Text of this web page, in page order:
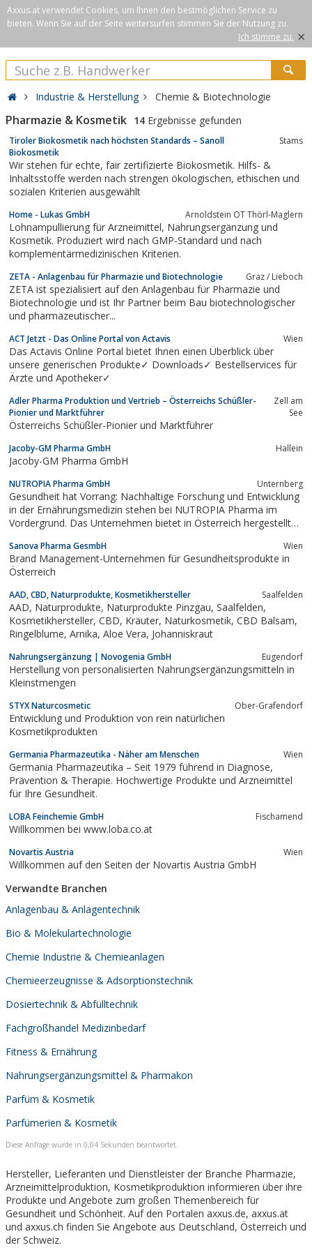
Axxus.at verwendet Cookies, um Ihnen den bestmöglichen Service zu
bieten. Wenn Sie auf der Seite weitersurfen stimmen Sie der Nutzung zu.
Ich stimme zu. ×
Industrie & Herstellung Chemie & Biotechnologie
Pharmazie & Kosmetik 14 Ergebnisse gefunden
Tiroler Biokosmetik nach höchsten Standards – Sanoll
Biokosmetik
Stams
Wir stehen für echte, fair zertifizierte Biokosmetik. Hilfs- &
Inhaltsstoffe werden nach strengen ökologischen, ethischen und
sozialen Kriterien ausgewählt
Home - Lukas GmbH Arnoldstein OT Thörl-Maglern
Lohnampullierung für Arzneimittel, Nahrungsergänzung und
Kosmetik. Produziert wird nach GMP-Standard und nach
komplementärmedizinischen Kriterien.
ZETA - Anlagenbau für Pharmazie und Biotechnologie Graz / Lieboch
ZETA ist spezialisiert auf den Anlagenbau für Pharmazie und
Biotechnologie und ist Ihr Partner beim Bau biotechnologischer
und pharmazeutischer...
ACT Jetzt - Das Online Portal von Actavis Wien
Das Actavis Online Portal bietet Ihnen einen Überblick über
unsere generischen Produkte✓ Downloads✓ Bestellservices für
Ärzte und Apotheker✓
Adler Pharma Produktion und Vertrieb – Österreichs Schüßler-
Pionier und Marktführer
Zell am
See
Österreichs Schüßler-Pionier und Marktführer
Jacoby-GM Pharma GmbH Hallein
Jacoby-GM Pharma GmbH
NUTROPIA Pharma GmbH Unternberg
Gesundheit hat Vorrang: Nachhaltige Forschung und Entwicklung
in der Ernährungsmedizin stehen bei NUTROPIA Pharma im
Vordergrund. Das Unternehmen bietet in Österreich hergestellte
Heilkraft. Produkte von NUTROPIA Pharma helfen
ernährungsbedingten Defiziten entgegen zu...
Sanova Pharma GesmbH Wien
Brand Management-Unternehmen für Gesundheitsprodukte in
Österreich
AAD, CBD, Naturprodukte, Kosmetikhersteller Saalfelden
AAD, Naturprodukte, Naturprodukte Pinzgau, Saalfelden,
Kosmetikhersteller, CBD, Kräuter, Naturkosmetik, CBD Balsam,
Ringelblume, Arnika, Aloe Vera, Johanniskraut
Nahrungsergänzung | Novogenia GmbH Eugendorf
Herstellung von personalisierten Nahrungsergänzungsmitteln in
Kleinstmengen
STYX Naturcosmetic Ober-Grafendorf
Entwicklung und Produktion von rein natürlichen
Kosmetikprodukten
Germania Pharmazeutika - Näher am Menschen Wien
Germania Pharmazeutika – Seit 1979 führend in Diagnose,
Prävention & Therapie. Hochwertige Produkte und Arzneimittel
für Ihre Gesundheit.
LOBA Feinchemie GmbH Fischamend
Willkommen bei www.loba.co.at
Novartis Austria Wien
Willkommen auf den Seiten der Novartis Austria GmbH
Verwandte Branchen
Anlagenbau & Anlagentechnik
Bio & Molekulartechnologie
Chemie Industrie & Chemieanlagen
Chemieerzeugnisse & Adsorptionstechnik
Dosiertechnik & Abfülltechnik
Fachgroßhandel Medizinbedarf
Fitness & Ernährung
Nahrungsergänzungsmittel & Pharmakon
Parfüm & Kosmetik
Parfümerien & Kosmetik
Diese Anfrage wurde in 0,04 Sekunden beantwortet.
Hersteller, Lieferanten und Dienstleister der Branche Pharmazie,
Arzneimittelproduktion, Kosmetikproduktion informieren über ihre
Produkte und Angebote zum großen Themenbereich für
Gesundheit und Schönheit. Auf den Portalen axxus.de, axxus.at
und axxus.ch finden Sie Angebote aus Deutschland, Österreich und
der Schweiz.